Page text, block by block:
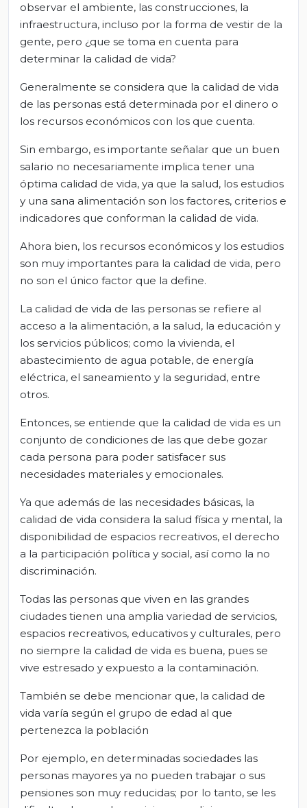
observar el ambiente, las construcciones, la
infraestructura, incluso por la forma de vestir de la
gente, pero ¿que se toma en cuenta para
determinar la calidad de vida?
Generalmente se considera que la calidad de vida
de las personas está determinada por el dinero o
los recursos económicos con los que cuenta.
Sin embargo, es importante señalar que un buen
salario no necesariamente implica tener una
óptima calidad de vida, ya que la salud, los estudios
y una sana alimentación son los factores, criterios e
indicadores que conforman la calidad de vida.
Ahora bien, los recursos económicos y los estudios
son muy importantes para la calidad de vida, pero
no son el único factor que la define.
La calidad de vida de las personas se refiere al
acceso a la alimentación, a la salud, la educación y
los servicios públicos; como la vivienda, el
abastecimiento de agua potable, de energía
eléctrica, el saneamiento y la seguridad, entre
otros.
Entonces, se entiende que la calidad de vida es un
conjunto de condiciones de las que debe gozar
cada persona para poder satisfacer sus
necesidades materiales y emocionales.
Ya que además de las necesidades básicas, la
calidad de vida considera la salud física y mental, la
disponibilidad de espacios recreativos, el derecho
a la participación política y social, así como la no
discriminación.
Todas las personas que viven en las grandes
ciudades tienen una amplia variedad de servicios,
espacios recreativos, educativos y culturales, pero
no siempre la calidad de vida es buena, pues se
vive estresado y expuesto a la contaminación.
También se debe mencionar que, la calidad de
vida varía según el grupo de edad al que
pertenezca la población
Por ejemplo, en determinadas sociedades las
personas mayores ya no pueden trabajar o sus
pensiones son muy reducidas; por lo tanto, se les